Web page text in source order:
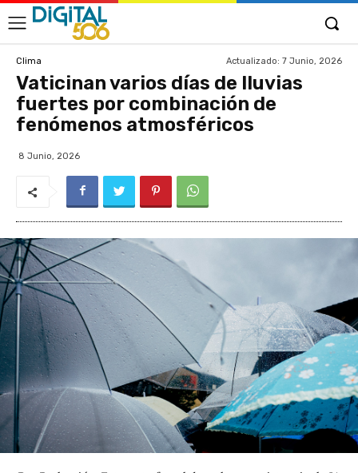
Clima Actualizado: 7 Junio, 2026
Vaticinan varios días de lluvias
fuertes por combinación de
fenómenos atmosféricos
8 Junio, 2026